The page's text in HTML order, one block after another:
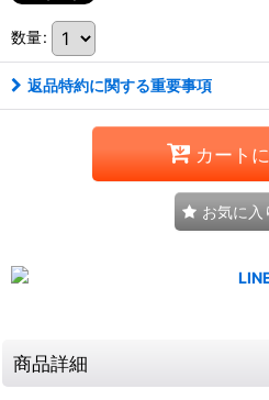
数量:
返品特約に関する重要事項
カート
お気に入
商品詳細